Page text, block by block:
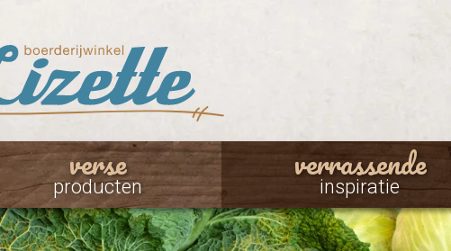
verse
producten verrassende
inspiratie